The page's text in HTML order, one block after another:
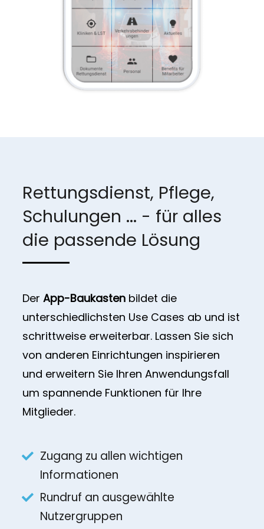
Rettungsdienst, Pflege,
Schulungen ... - für alles
die passende Lösung
Der App-Baukasten bildet die
unterschiedlichsten Use Cases ab und ist
schrittweise erweiterbar. Lassen Sie sich
von anderen Einrichtungen inspirieren
und erweitern Sie Ihren Anwendungsfall
um spannende Funktionen für Ihre
Mitglieder.
Zugang zu allen wichtigen
Informationen
Rundruf an ausgewählte
Nutzergruppen